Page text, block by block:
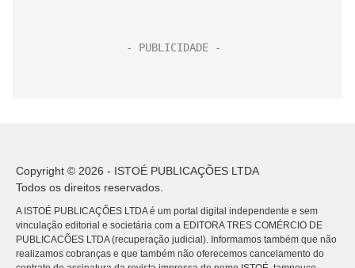
Copyright © 2026 - ISTOÉ PUBLICAÇÕES LTDA
Todos os direitos reservados.
A ISTOÉ PUBLICAÇÕES LTDA é um portal digital independente e sem
vinculação editorial e societária com a EDITORA TRES COMÉRCIO DE
PUBLICACÕES LTDA (recuperação judicial). Informamos também que não
realizamos cobranças e que também não oferecemos cancelamento do